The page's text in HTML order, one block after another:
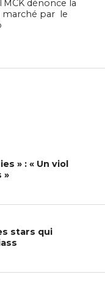
dénonce la
marché par le
» : « Un viol
»
stars qui